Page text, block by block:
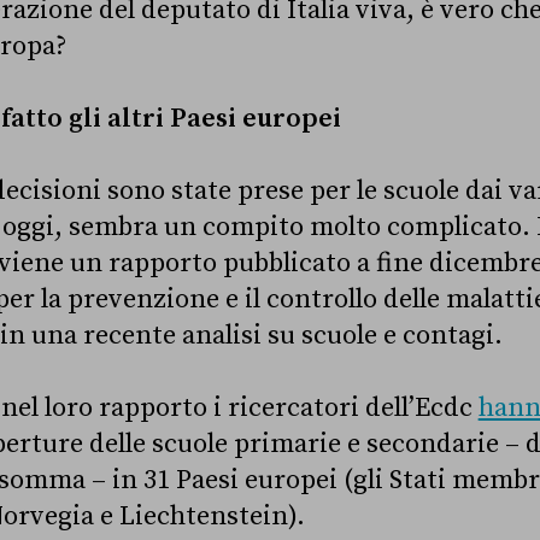
del deputato di Italia viva, è vero
fatto gli altri Paesi europei
sono state prese per le scuole dai
oggi, sembra un compito molto
un rapporto pubblicato a fine
la prevenzione e il controllo delle
una recente analisi su scuole e contagi.
loro rapporto i ricercatori dell’Ecdc
delle scuole primarie e secondarie –
– in 31 Paesi europei (gli Stati
e Liechtenstein).